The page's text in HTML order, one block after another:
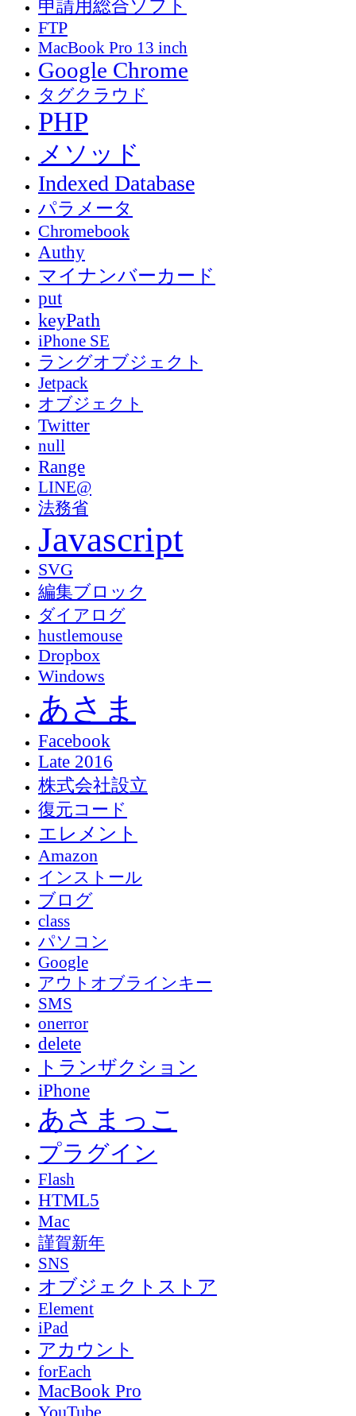
申請用総合ソフト
FTP
MacBook Pro 13 inch
Google Chrome
タグクラウド
PHP
メソッド
Indexed Database
パラメータ
Chromebook
Authy
マイナンバーカード
put
keyPath
iPhone SE
ラングオブジェクト
Jetpack
オブジェクト
Twitter
null
Range
LINE@
法務省
Javascript
SVG
編集ブロック
ダイアログ
hustlemouse
Dropbox
Windows
あさま
Facebook
Late 2016
株式会社設立
復元コード
エレメント
Amazon
インストール
ブログ
class
パソコン
Google
アウトオブラインキー
SMS
onerror
delete
トランザクション
iPhone
あさまっこ
プラグイン
Flash
HTML5
Mac
謹賀新年
SNS
オブジェクトストア
Element
iPad
アカウント
forEach
MacBook Pro
YouTube